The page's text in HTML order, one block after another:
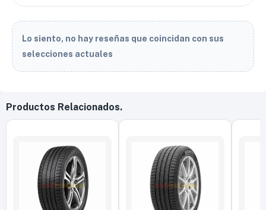
Lo siento, no hay reseñas que coincidan con sus
selecciones actuales
Productos Relacionados.